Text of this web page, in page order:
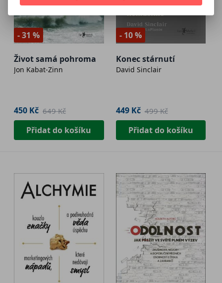
- 31 %
Život samá pohroma
Jon Kabat-Zinn
450 Kč 649 Kč
Přidat do košíku
- 10 %
Konec stárnutí
David Sinclair
449 Kč 499 Kč
Přidat do košíku